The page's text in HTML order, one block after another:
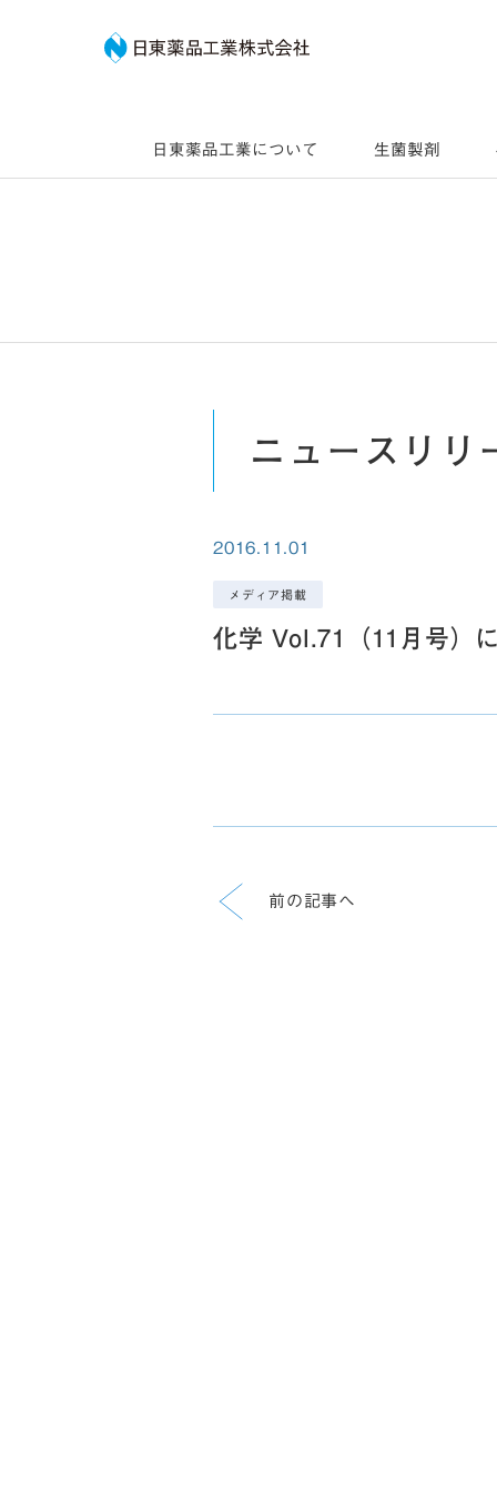
日東薬品工業について 生菌製剤
ニュースリリ
2016.11.01
メディア掲載
化学 Vol.71（11月号）
前の記事へ